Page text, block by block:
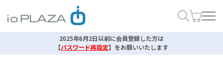
2025年6月2日以前に会員登録した方は
【パスワード再設定】 をお願いいたします